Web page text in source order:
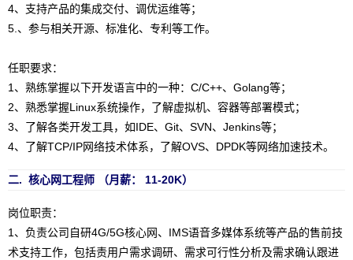
4、支持产品的集成交付、调优运维等；
5.、参与相关开源、标准化、专利等工作。
任职要求：
1、熟练掌握以下开发语言中的一种：C/C++、Golang等；
2、熟悉掌握Linux系统操作，了解虚拟机、容器等部署模式；
3、了解各类开发工具，如IDE、Git、SVN、Jenkins等；
4、了解TCP/IP网络技术体系，了解OVS、DPDK等网络加速技术。
二. 核心网工程师 （月薪： 11-20K）
岗位职责：
1、负责公司自研4G/5G核心网、IMS语音多媒体系统等产品的售前技
术支持工作，包括责用户需求调研、需求可行性分析及需求确认跟进